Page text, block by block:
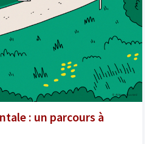
: un parcours à